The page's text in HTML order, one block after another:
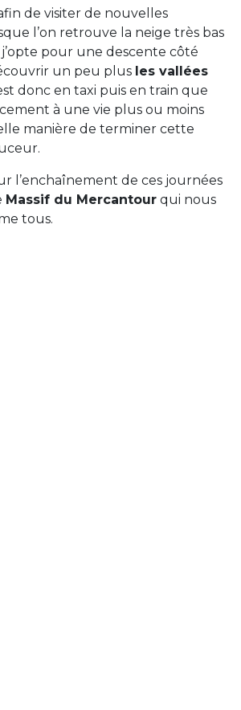
de visiter de nouvelles
l’on retrouve la neige très bas
j’opte pour une descente côté
un peu plus les vallées
donc en taxi puis en train que
à une vie plus ou moins
manière de terminer cette
l’enchaînement de ces journées
Massif du Mercantour qui nous
tous.